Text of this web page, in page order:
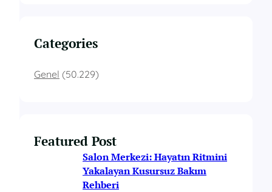
Categories
Genel (50.229)
Featured Post
Salon Merkezi: Hayatın Ritmini
Yakalayan Kusursuz Bakım
Rehberi